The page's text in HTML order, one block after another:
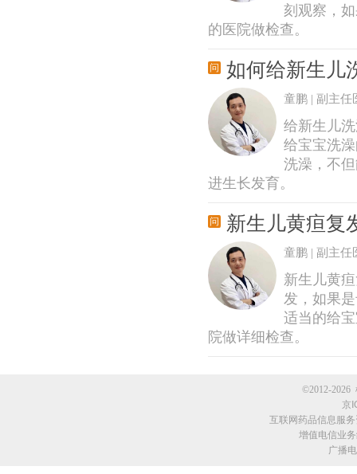
刻观察，
的医院做检查。
如何给新生儿
童鹏 | 副主任
给新生儿
给宝宝洗
洗澡，不
进生长发育。
新生儿黄疸复
童鹏 | 副主任
新生儿黄
发，如果
适当的给
院做详细检查。
©2012-2026
京
互联网药品信息服
增值电信业
广播